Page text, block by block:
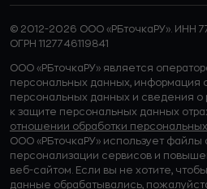
© 2012-2026 ООО «РБточкаРУ». ИНН
ОГРН 1127746119841
ООО «РБточкаРУ» является
персональных данных, информация
персональных данных и сведения о
к защите персональных данных
отношении обработки
ООО «РБточкаРУ» использует
персонализации сервисов и
веб-сайтом. Если вы не хотите,
данные обрабатывались,